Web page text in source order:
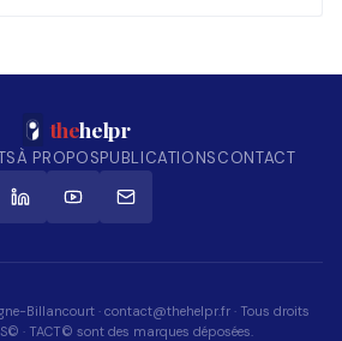
thehelpr
À PROPOSPUBLICATIONSCONTACT
Billancourt · contact@thehelpr.fr · Tous droits
· TACT© sont des marques déposées.